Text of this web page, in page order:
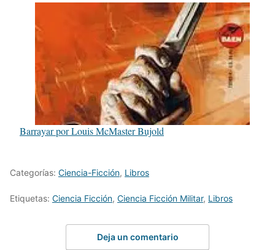
Barrayar por Louis McMaster Bujold
Categorías: Ciencia-Ficción, Libros
Etiquetas: Ciencia Ficción, Ciencia Ficción Militar, Libros
Deja un comentario